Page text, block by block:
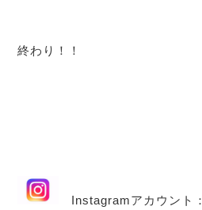
終わり！！
Instagramアカウント：